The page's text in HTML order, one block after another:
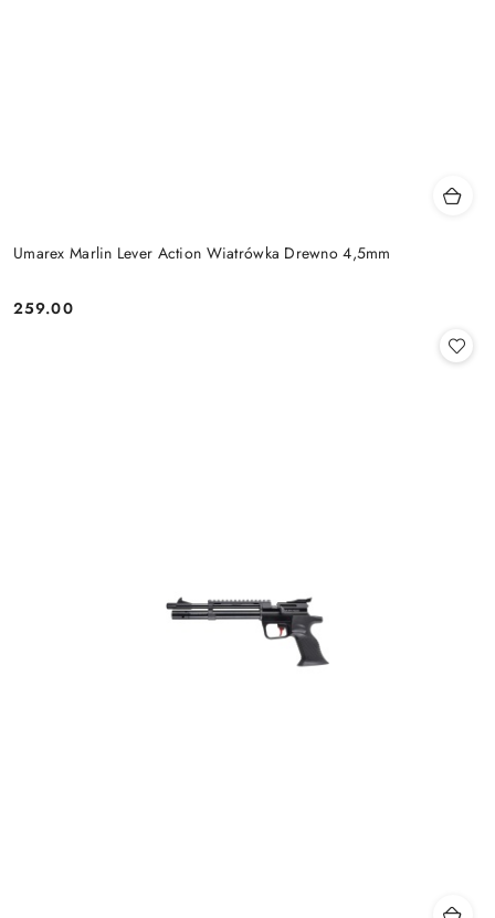
Umarex Marlin Lever Action Wiatrówka Drewno 4,5mm
Cena:
259.00